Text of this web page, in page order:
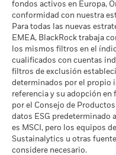
valor de las divisas si su
distinta de la utilizada
Porcentaje de Cobertura
de MSCI
a 17 jul 2026
Puntuación de Calidad
de MSCI - Percentil entre
Empresas Similares
Fondos en Grupo de
Características Similares
a 17 jul 2026
Porcentaje de Cobertura
Cobertura de
Empresarial
a 30 jun 2026
Porcentaje del Fondo no
cubierto
a 30 jun 2026
Las exposiciones a
indicadas anteriormente
Bituminosas se calculan
fondos activos en Europa,
conformidad con nuestra
Para todas las nuevas
EMEA, BlackRock trabaja
los mismos filtros en el
cualificados con cuentas
filtros de exclusión
determinados por el propio
referencia y su adopción
por el Consejo de
datos ESG predeterminado
es MSCI, pero los equipos
Sustainalytics u otras
considere necesario.